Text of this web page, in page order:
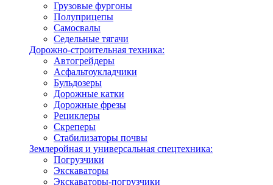
Грузовые фургоны
Полуприцепы
Самосвалы
Седельные тягачи
Дорожно-строительная техника:
Автогрейдеры
Асфальтоукладчики
Бульдозеры
Дорожные катки
Дорожные фрезы
Рециклеры
Скреперы
Стабилизаторы почвы
Землеройная и универсальная спецтехника:
Погрузчики
Экскаваторы
Экскаваторы-погрузчики